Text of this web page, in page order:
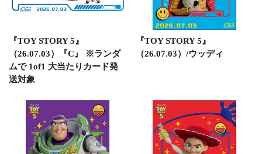
『TOY STORY 5』
（26.07.03）『C』 ※ランダ
ムで 1of1 大当たりカード発
送対象
『TOY STORY 5』
（26.07.03）/ウッディ